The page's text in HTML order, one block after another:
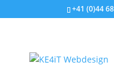
+41 (0)44